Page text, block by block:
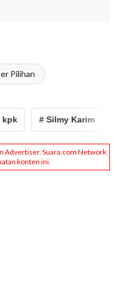
Pilihan
# Silmy Karim